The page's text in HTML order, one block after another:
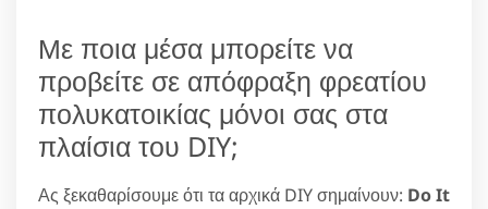
Με ποια μέσα μπορείτε να
προβείτε σε απόφραξη φρεατίου
πολυκατοικίας μόνοι σας στα
πλαίσια του DIY;
Ας ξεκαθαρίσουμε ότι τα αρχικά DIY σημαίνουν: Do It